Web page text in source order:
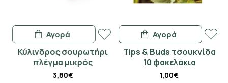
Κύλινδρος σουρωτήρι
πλέγμα μικρός
3,80€
Αγορά
Tips & Buds τσουκνίδα
10 φακελάκια
1,00€
Αγορά